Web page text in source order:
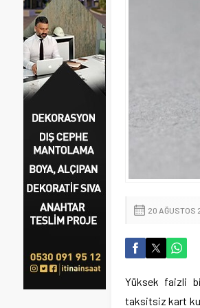
20 AĞUSTOS
Yüksek faizli
taksitsiz kart